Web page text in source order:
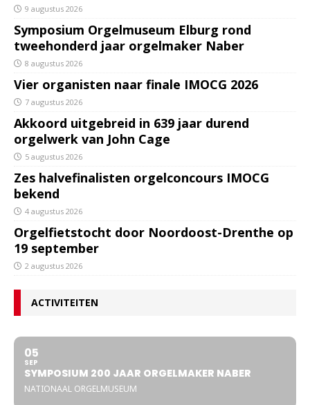
9 augustus 2026
Symposium Orgelmuseum Elburg rond
tweehonderd jaar orgelmaker Naber
8 augustus 2026
Vier organisten naar finale IMOCG 2026
7 augustus 2026
Akkoord uitgebreid in 639 jaar durend
orgelwerk van John Cage
5 augustus 2026
Zes halvefinalisten orgelconcours IMOCG
bekend
4 augustus 2026
Orgelfietstocht door Noordoost-Drenthe op
19 september
2 augustus 2026
ACTIVITEITEN
05
SEP
SYMPOSIUM 200 JAAR ORGELMAKER NABER
NATIONAAL ORGELMUSEUM